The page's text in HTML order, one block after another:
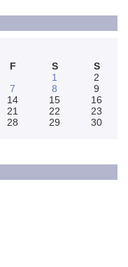
F S
S
1
2
7 8
9
14 15
16
21 22
23
28 29
30